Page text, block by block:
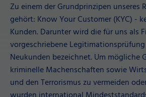
Zu einem der Grundprinzipen unseres
gehört: Know Your Customer (KYC) -
Kunden. Darunter wird die für uns als
vorgeschriebene
Neukunden bezeichnet. Um mögliche
kriminelle Machenschaften sowie
und den Terrorismus zu vermeiden